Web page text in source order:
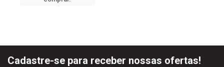
Cadastre-se para receber nossas ofertas!